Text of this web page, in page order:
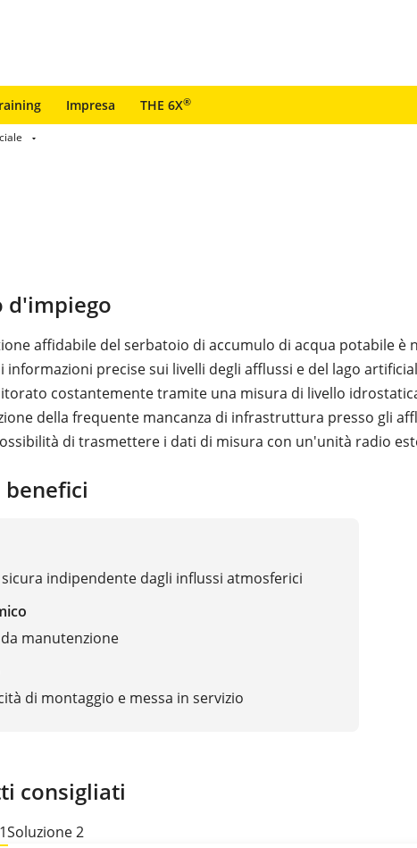
Impresa THE 6X®
d'impiego
affidabile del serbatoio di accumulo di acqua potabile è
informazioni precise sui livelli degli afflussi e del lago
costantemente tramite una misura di livello
della frequente mancanza di infrastruttura presso gli
di trasmettere i dati di misura con un'unità radio
benefici
indipendente dagli influssi atmosferici
manutenzione
di montaggio e messa in servizio
consigliati
Soluzione 2